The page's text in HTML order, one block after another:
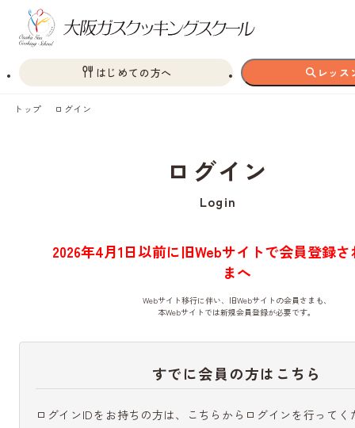
はじめての方へ レッス
トップ ログイン
ログイン
Login
2026年4月1日以前に旧Webサイトで会員登録
まへ
Webサイト移行に伴い、旧Webサイトの会員さまも、
本Webサイトでは新規会員登録が必要です。
すでに会員の方はこちら
ログインIDをお持ちの方は、こちらからログインを行ってく